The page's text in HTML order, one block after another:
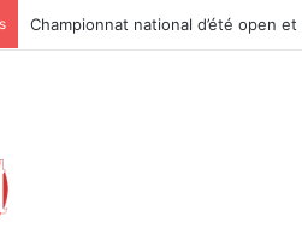
Championnat national d’été open